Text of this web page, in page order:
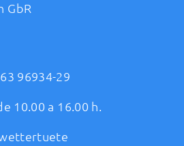
GbR
96934-29
10.00 a 16.00 h.